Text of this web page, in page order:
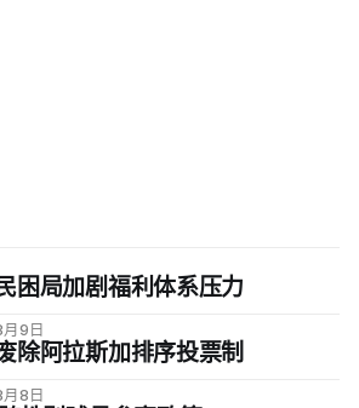
困局加剧福利体系压力
9日
除阿拉斯加排序投票制
8日